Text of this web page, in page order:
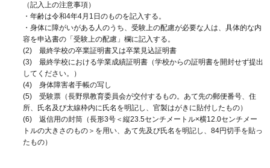
（記入上の注意事項）
・年齢は令和4年4月1日のものを記入する。
・身体に障がいがある人のうち、受験上の配慮が必要な人は、具体的な内
容を申込書の「受験上の配慮」欄に記入する。
(2) 最終学校の卒業証明書又は卒業見込証明書
(3) 最終学校における学業成績証明書（学校からの証明書を開封せず提出
してください。）
(4) 身体障害者手帳の写し
(5) 受験票（長野県教育委員会が交付するもの。あて先の郵便番号、住
所、氏名及び太線枠内に氏名を明記し、官製はがきに貼付したもの）
(6) 返信用の封筒（長形3号＜縦23.5センチメートル×横12.0センチメー
トルの大きさのもの＞を用い、あて先及び氏名を明記し、84円切手を貼っ
たもの）